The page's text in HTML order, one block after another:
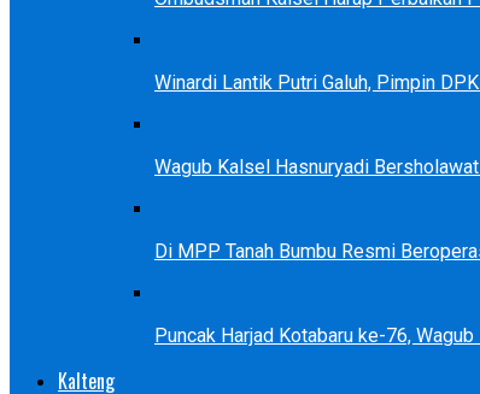
Winardi Lantik Putri Galuh, Pimpin
Wagub Kalsel Hasnuryadi
Di MPP Tanah Bumbu Resmi
Puncak Harjad Kotabaru ke-76,
Kalteng